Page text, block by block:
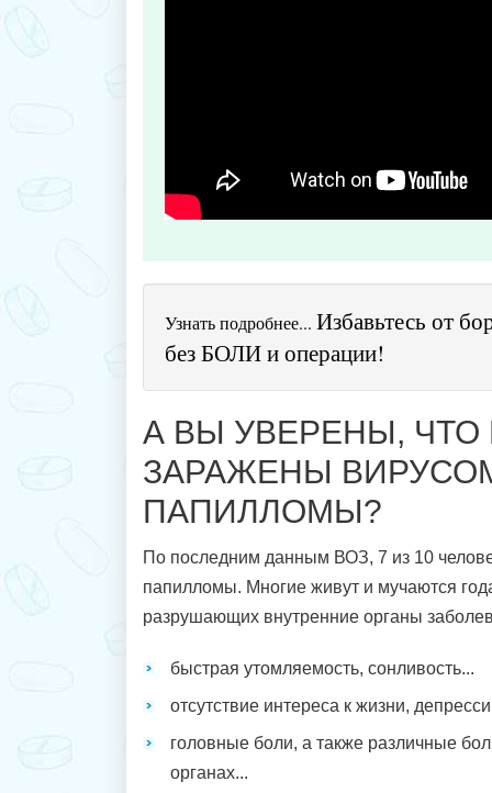
Узнать подробнее... Избавьтесь от
без БОЛИ и операции!
А ВЫ УВЕРЕНЫ, ЧТО
ЗАРАЖЕНЫ
ПАПИЛЛОМЫ?
По последним данным ВОЗ, 7 из 10
папилломы. Многие живут и мучаются
разрушающих внутренние органы
быстрая утомляемость, сонливость...
отсутствие интереса к жизни,
головные боли, а также различные
органах...